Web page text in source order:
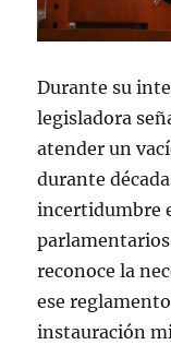
Durante su
legisladora
atender un
durante
incertidumbre
reconoce la
ese
instauración